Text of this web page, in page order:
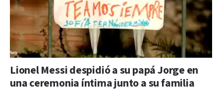
Lionel Messi despidió a su papá Jorge en
una ceremonia íntima junto a su familia